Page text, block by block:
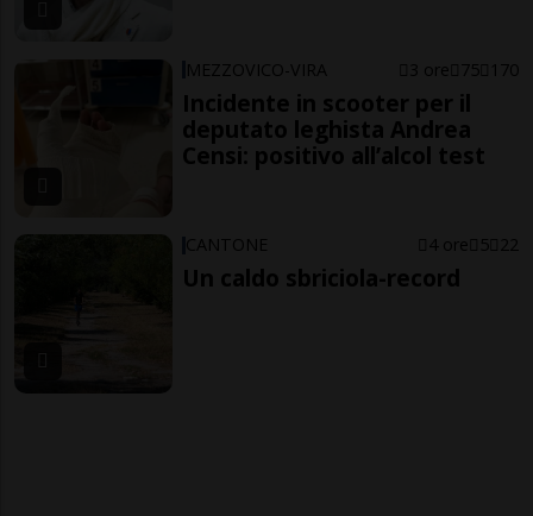
MEZZOVICO-VIRA 3 ore 75 170
Incidente in scooter per il
deputato leghista Andrea
Censi: positivo all’alcol test
CANTONE 4 ore 5 22
Un caldo sbriciola-record